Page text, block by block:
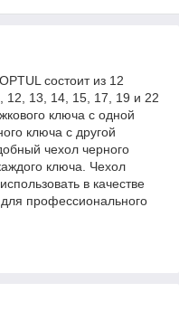
состоит из 12
12, 13, 14, 15, 17, 19 и 22
ключа с одной
ключа с другой
чехол черного
ключа. Чехол
в качестве
профессионального